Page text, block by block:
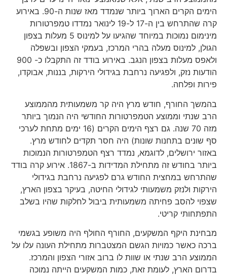
הימים הקרים הארוך ביותר שנמדד מאז שנות ה-90. באירוע
קרה שהתרחש בין ה-17 ל-19 לינואר נמדדו טמפרטורות
מינימום נמוכות במיוחד שהגיעו על למינוס 5 מעלות בצפון
הגולן, למינוס מעלה בהרי המרכז, בעמקי הצפון ובשפלה
ולאפס מעלות בצפון הנגב. באירוע בודד זה התקבלו כ- 900
הודעות נזק, ולפגיעה נרחבת בגידולי הירקות, בננות, אבוקדו,
פירות ופלחה.
בהמשך החורף, חודש מרץ היה קר משמעותית מהממוצע
הרב שנתי וממוצע הטמפרטורות החודשי היה הנמוך ביותר
מזה 70 שנה. גם רצף הימים הקרים (16 ימים מתחת לערכי
סף שונים בתחנות שונות) היה חסר תקדים לחודש מרץ.
באזור ירושלים, לדוגמא, נמדד רצף הטמפרטורות הנמוכות
ביותר בחודש זה מתחילת המדידות ב-1867. אירוע קרה בודד
שהתרחש במחצית החודש גרם לפגיעה נרחבת בגידולי
הירקות ולנזק משמעותי לגידולי החיטה, בעיקר בצפון הארץ,
שצפוי להסב פחיתה משמעותית ביבול לחלקות שהיו בשלב
התפתחותי קריטי.
מבחינת היקף המשקעים, החורף החולף היה משופע בגשמי
ברכה כאשר כמויות הגשם המצטברות מתחילת העונה עלו על
הממוצע הרב שנתי או שוות לו ברוב אזורי הצפון והמרכז.
בדרום הארץ, לעומת זאת, כמות המשקעים הייתה נמוכה